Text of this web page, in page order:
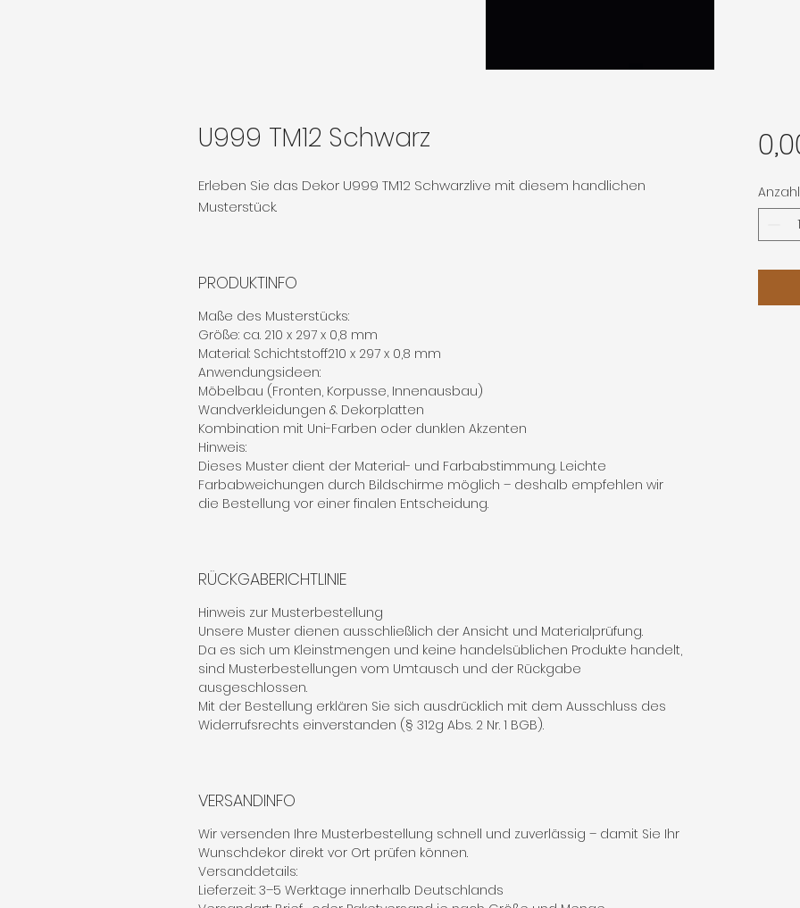
U999 TM12 Schwarz
Erleben Sie das Dekor U999 TM12 Schwarzlive mit diesem handlichen
Musterstück.
PRODUKTINFO
Maße des Musterstücks:
Größe: ca. 210 x 297 x 0,8 mm
Material: Schichtstoff210 x 297 x 0,8 mm
Anwendungsideen:
Möbelbau (Fronten, Korpusse, Innenausbau)
Wandverkleidungen & Dekorplatten
Kombination mit Uni-Farben oder dunklen Akzenten
Hinweis:
Dieses Muster dient der Material- und Farbabstimmung. Leichte
Farbabweichungen durch Bildschirme möglich – deshalb empfehlen wir
die Bestellung vor einer finalen Entscheidung.
RÜCKGABERICHTLINIE
Hinweis zur Musterbestellung
Unsere Muster dienen ausschließlich der Ansicht und Materialprüfung.
Da es sich um Kleinstmengen und keine handelsüblichen Produkte handelt,
sind Musterbestellungen vom Umtausch und der Rückgabe
ausgeschlossen.
Mit der Bestellung erklären Sie sich ausdrücklich mit dem Ausschluss des
Widerrufsrechts einverstanden (§ 312g Abs. 2 Nr. 1 BGB).
VERSANDINFO
Wir versenden Ihre Musterbestellung schnell und zuverlässig – damit Sie Ihr
Wunschdekor direkt vor Ort prüfen können.
Versanddetails:
Lieferzeit: 3–5 Werktage innerhalb Deutschlands
Anzahl